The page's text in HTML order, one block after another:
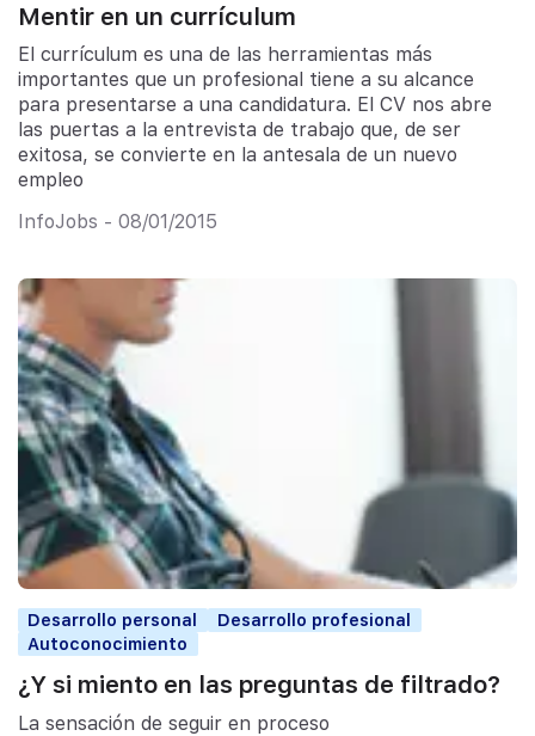
Mentir en un currículum
El currículum es una de las herramientas más
importantes que un profesional tiene a su alcance
para presentarse a una candidatura. El CV nos abre
las puertas a la entrevista de trabajo que, de ser
exitosa, se convierte en la antesala de un nuevo
empleo
InfoJobs - 08/01/2015
Desarrollo personal
Desarrollo profesional
Autoconocimiento
¿Y si miento en las preguntas de filtrado?
La sensación de seguir en proceso